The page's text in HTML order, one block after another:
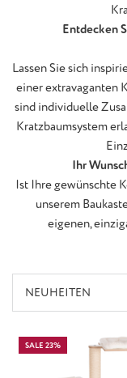
Entdecken
Lassen Sie sich
einer extravaganten
sind individuelle
Kratzbaumsystem
Ihr
Ist Ihre gewünschte
unserem
eigenen,
SALE 23%